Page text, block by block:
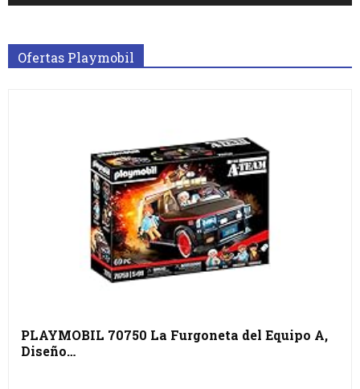
Ofertas Playmobil
PLAYMOBIL 70750 La Furgoneta del Equipo A,
Diseño…